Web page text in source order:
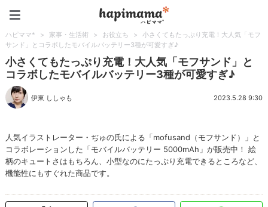
ハピママ* > 家事・生活術 > お役立ち >
小さくてもたっぷり充電！大人気「モフ
サンド」とコラボしたモバイルバッテリー3種が可愛すぎ♪
小さくてもたっぷり充電！大人気「モフサンド」と
コラボしたモバイルバッテリー3種が可愛すぎ♪
伊東 ししゃも 2023.5.28 9:30
人気イラストレーター・ぢゅの氏による「mofusand（モフサンド）」と
コラボレーションした「モバイルバッテリー 5000mAh」が販売中！ 絵
柄のキュートさはもちろん、小型なのにたっぷり充電できるところなど、
機能性にもすぐれた商品です。